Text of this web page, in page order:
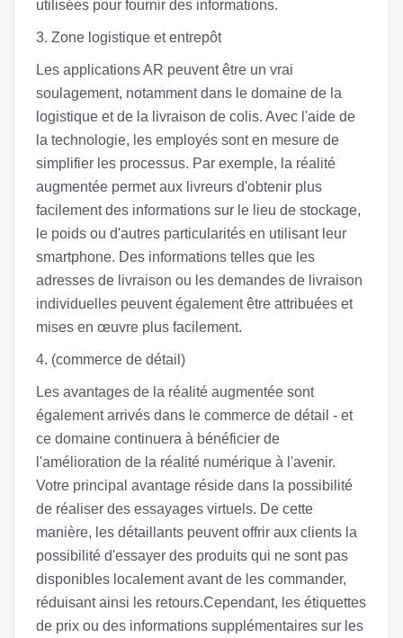
utilisées pour fournir des informations.
3. Zone logistique et entrepôt
Les applications AR peuvent être un vrai
soulagement, notamment dans le domaine de la
logistique et de la livraison de colis. Avec l'aide de
la technologie, les employés sont en mesure de
simplifier les processus. Par exemple, la réalité
augmentée permet aux livreurs d'obtenir plus
facilement des informations sur le lieu de stockage,
le poids ou d'autres particularités en utilisant leur
smartphone. Des informations telles que les
adresses de livraison ou les demandes de livraison
individuelles peuvent également être attribuées et
mises en œuvre plus facilement.
4. (commerce de détail)
Les avantages de la réalité augmentée sont
également arrivés dans le commerce de détail - et
ce domaine continuera à bénéficier de
l'amélioration de la réalité numérique à l'avenir.
Votre principal avantage réside dans la possibilité
de réaliser des essayages virtuels. De cette
manière, les détaillants peuvent offrir aux clients la
possibilité d'essayer des produits qui ne sont pas
disponibles localement avant de les commander,
réduisant ainsi les retours.Cependant, les étiquettes
de prix ou des informations supplémentaires sur les